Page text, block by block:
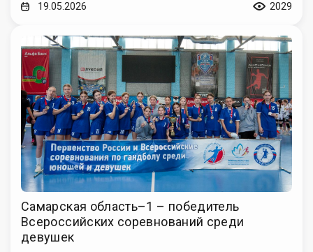
19.05.2026 2029
Самарская область–1 – победитель
Всероссийских соревнований среди
девушек